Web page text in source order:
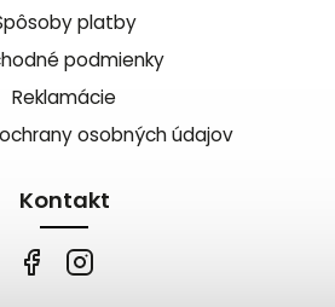
platby
podmienky
Reklamácie
osobných údajov
Kontakt